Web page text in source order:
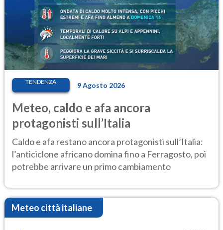
TENDENZA 9 Agosto 2026
Meteo, caldo e afa ancora
protagonisti sull’Italia
Caldo e afa restano ancora protagonisti sull’Italia:
l’anticiclone africano domina fino a Ferragosto, poi
potrebbe arrivare un primo cambiamento
Meteo città italiane